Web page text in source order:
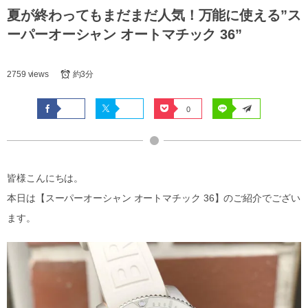
夏が終わってもまだまだ人気！万能に使える”ス
ーパーオーシャン オートマチック 36”
2759 views 約3分
0
皆様こんにちは。
本日は【スーパーオーシャン オートマチック 36】のご紹介でござい
ます。